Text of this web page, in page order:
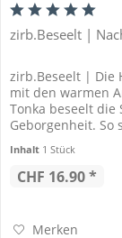
zirb.Beseelt |
zirb.Beseelt | Die
mit den warmen
Tonka beseelt
Geborgenheit. So
Inhalt 1 Stück
CHF 16.90 *
Merken